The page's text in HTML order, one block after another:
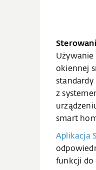
okiennej
z
smart
Aplikacja
funkcji do